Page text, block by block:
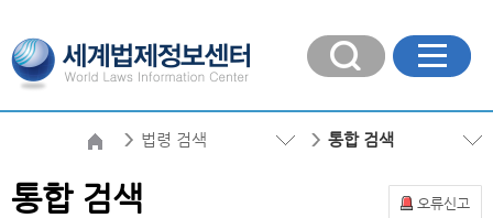
법령 검색 통합 검색
오류신고
통합 검색